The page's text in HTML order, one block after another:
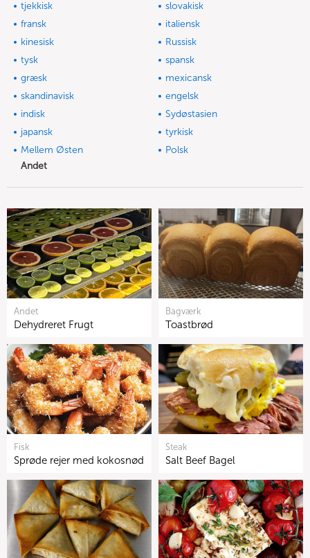
tjekkisk
slovakisk
fransk
italiensk
kinesisk
Russisk
tysk
spansk
græsk
mexicansk
skandinavisk
engelsk
indisk
Sydøstasien
japansk
tyrkisk
Mellem Østen
Polsk
Andet
Andet
Dehydreret Frugt
Bagværk
Toastbrød
Fisk
Sprøde rejer med kokosnød
Steak
Salt Beef Bagel